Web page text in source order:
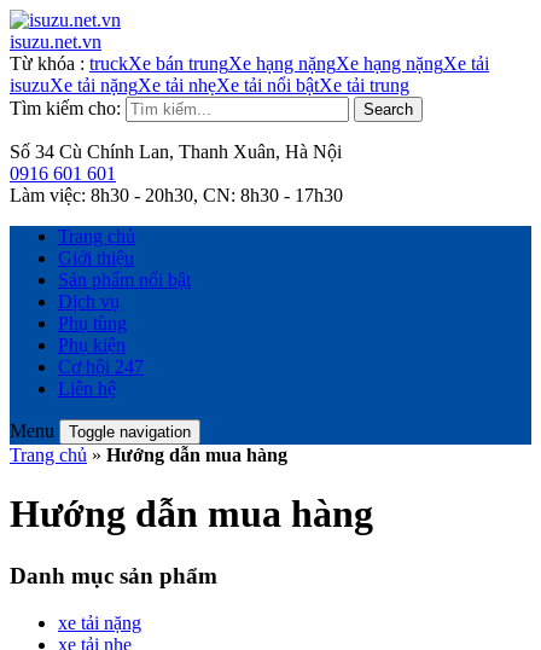
isuzu.net.vn
Từ khóa : truckXe bán trungXe hạng nặngXe hạng nặngXe tải
isuzuXe tải nặngXe tải nhẹXe tải nổi bậtXe tải trung
Tìm kiếm cho:
Search
Số 34 Cù Chính Lan, Thanh Xuân, Hà Nội
0916 601 601
Làm việc: 8h30 - 20h30, CN: 8h30 - 17h30
Trang chủ
Giới thiệu
Sản phẩm nổi bật
Dịch vụ
Phụ tùng
Phụ kiện
Cơ hội 247
Liên hệ
Menu Toggle navigation
Trang chủ » Hướng dẫn mua hàng
Hướng dẫn mua hàng
Danh mục sản phẩm
xe tải nặng
xe tải nhẹ